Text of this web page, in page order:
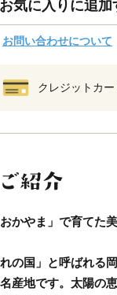
お気に入りに追加
お問い合わせについて
クレジットカー
かやま」で育て
の国」と呼ばれる
産地です。太陽の